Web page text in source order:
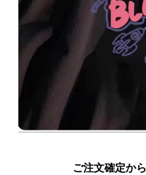
ご注文確定か